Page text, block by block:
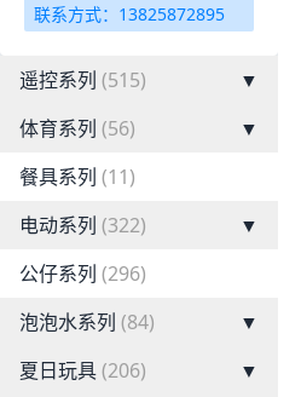
联系方式：13825872895
遥控系列 (515)
▼
体育系列 (56)
▼
餐具系列 (11)
电动系列 (322)
▼
公仔系列 (296)
泡泡水系列 (84)
▼
夏日玩具(206)
▼